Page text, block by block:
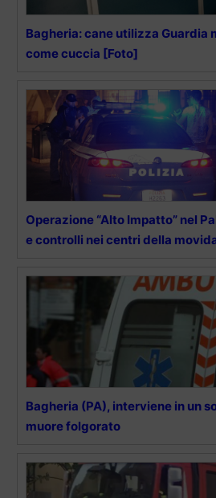
Bagheria: cane utilizza Guardia
come cuccia [Foto]
Operazione “Alto Impatto” nel
e controlli nei centri della
Bagheria (PA), interviene in un
muore folgorato